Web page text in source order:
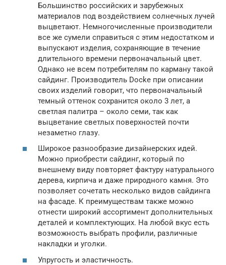
Большинство российских и зарубежных
материалов под воздействием солнечных лучей
выцветают. Немногочисленные производители
все же сумели справиться с этим недостатком и
выпускают изделия, сохраняющие в течение
длительного времени первоначальный цвет.
Однако не всем потребителям по карману такой
сайдинг. Производитель Docke при описании
своих изделий говорит, что первоначальный
темный оттенок сохранится около 3 лет, а
светлая палитра – около семи, так как
выцветание светлых поверхностей почти
незаметно глазу.
Широкое разнообразие дизайнерских идей.
Можно приобрести сайдинг, который по
внешнему виду повторяет фактуру натурального
дерева, кирпича и даже природного камня. Это
позволяет сочетать несколько видов сайдинга
на фасаде. К преимуществам также можно
отнести широкий ассортимент дополнительных
деталей и комплектующих. На любой вкус есть
возможность выбрать профили, различные
накладки и уголки.
Упругость и эластичность.